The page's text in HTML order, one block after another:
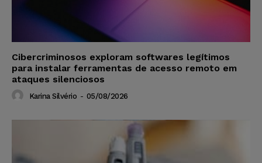
Cibercriminosos exploram softwares legítimos
para instalar ferramentas de acesso remoto em
ataques silenciosos
Karina Silvério - 05/08/2026